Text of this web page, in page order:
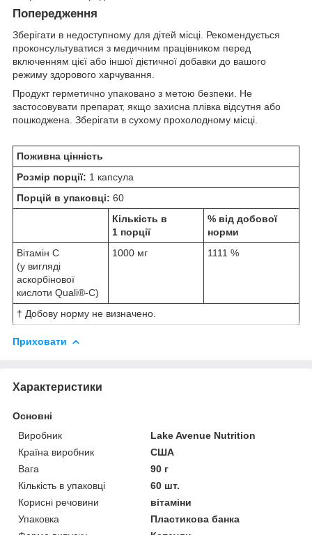
Попередження
Зберігати в недоступному для дітей місці. Рекомендується
проконсультуватися з медичним працівником перед
включенням цієї або іншої дієтичної добавки до вашого
режиму здорового харчування.
Продукт герметично упаковано з метою безпеки. Не
застосовувати препарат, якщо захисна плівка відсутня або
пошкоджена. Зберігати в сухому прохолодному місці.
Поживна цінність
Розмір порції: 1 капсула
Порцій в упаковці: 60
Кількість в
1 порції
% від добової
норми
Вітамін C
(у вигляді
аскорбінової
кислоти Quali®-C)
1000 мг 1111 %
† Добову норму не визначено.
Приховати
Характеристики
Основні
Виробник
Lake Avenue Nutrition
Країна виробник
США
Вага
90 г
Кількість в упаковці
60 шт.
Корисні речовини
вітаміни
Упаковка
Пластикова банка